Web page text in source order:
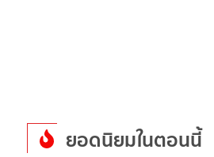
ยอดนิยมในตอนนี้